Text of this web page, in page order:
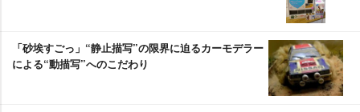
「砂埃すごっ」“静止描写”の限界に迫るカーモデラー
による“動描写”へのこだわり